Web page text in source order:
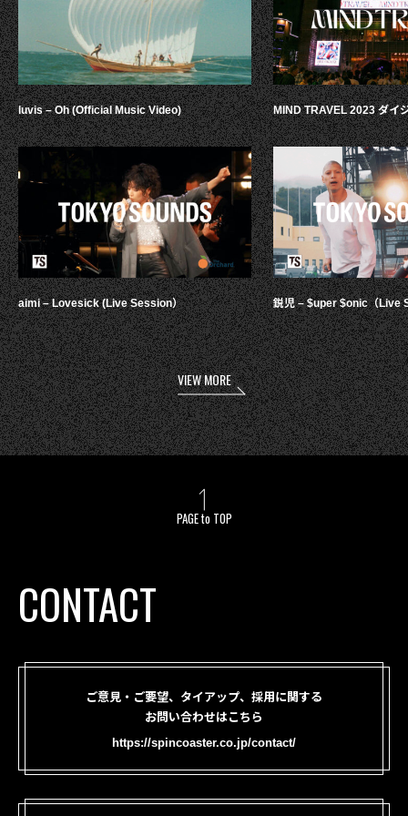
luvis – Oh (Official Music Video)
aimi – Lovesick (Live Session）
MIND TRAVEL 2023 ダイ
鋭児 – $uper $onic（Live
VIEW MORE
PAGE to TOP
CONTACT
ご意見・ご要望、タイアップ、採用に関する
お問い合わせはこちら
https://spincoaster.co.jp/contact/